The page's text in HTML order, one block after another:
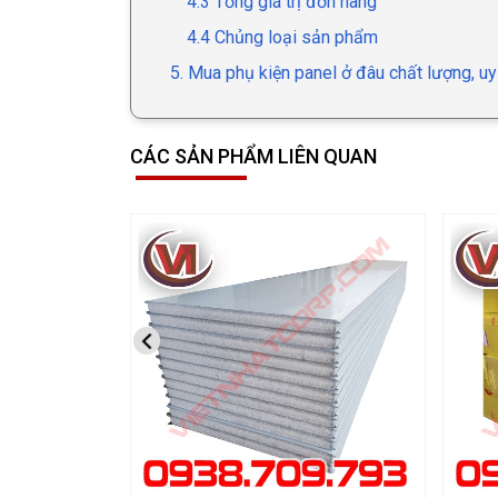
4.4 Chủng loại sản phẩm
5. Mua phụ kiện panel ở đâu chất lượng,
CÁC SẢN PHẨM LIÊN QUAN